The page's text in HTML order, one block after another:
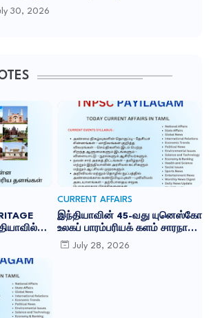
வெளியிட்ட அறிக்கை
30, 2026
CURRENT AFFAIRS
இந்தியாவின் 45-வது யுனெஸ்கோ
உலகப் பாரம்பரியக் களம் சாரநாத்:
TNPSC CURRENT AFFAIRS IN
TAMIL JULY 2026
July 28, 2026